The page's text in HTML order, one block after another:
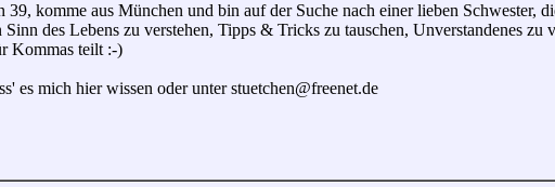
39, komme aus München und bin auf der Suche nach einer lieben Schwester,
Sinn des Lebens zu verstehen, Tipps & Tricks zu tauschen, Unverstandenes zu
Kommas teilt :-)
es mich hier wissen oder unter stuetchen@freenet.de